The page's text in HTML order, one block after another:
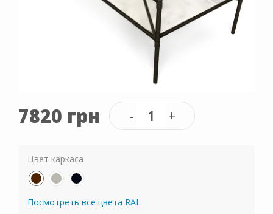
7820 грн
Цвет каркаса
Посмотреть все цвета RAL